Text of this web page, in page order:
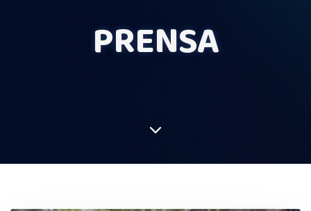
PRENSA